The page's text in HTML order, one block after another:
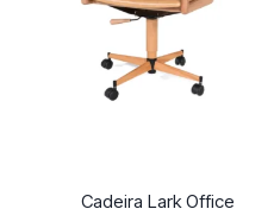
Cadeira Lark Office